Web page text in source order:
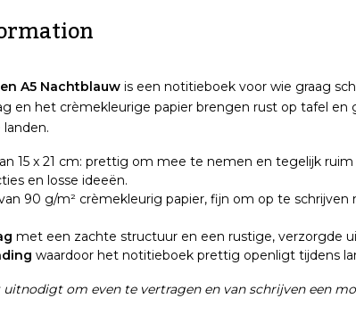
A5 Nachtblauw is een notitieboek voor wie graag
en het crèmekleurige papier brengen rust op tafel en
15 x 21 cm: prettig om mee te nemen en tegelijk
en losse ideeën.
90 g/m² crèmekleurig papier, fijn om op te schrijven
met een zachte structuur en een rustige, verzorgde
waardoor het notitieboek prettig openligt tijdens
om even te vertragen en van schrijven een